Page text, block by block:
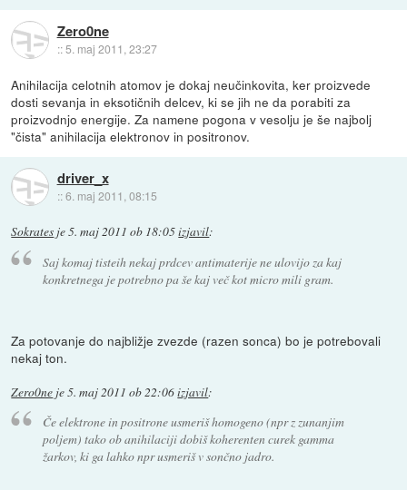
Zero0ne
::5. maj 2011, 23:27
Anihilacija celotnih atomov je dokaj neučinkovita, ker proizvede
dosti sevanja in eksotičnih delcev, ki se jih ne da porabiti za
proizvodnjo energije. Za namene pogona v vesolju je še najbolj
"čista" anihilacija elektronov in positronov.
driver_x
::6. maj 2011, 08:15
Sokrates je5. maj 2011 ob 18:05izjavil:
Saj komaj tisteih nekaj prdcev antimaterije ne ulovijo za kaj
konkretnega je potrebno pa še kaj več kot micro mili gram.
Za potovanje do najbližje zvezde (razen sonca) bo je potrebovali
nekaj ton.
Zero0ne je5. maj 2011 ob 22:06izjavil:
Če elektrone in positrone usmeriš homogeno (npr z zunanjim
poljem) tako ob anihilaciji dobiš koherenten curek gamma
žarkov, ki ga lahko npr usmeriš v sončno jadro.